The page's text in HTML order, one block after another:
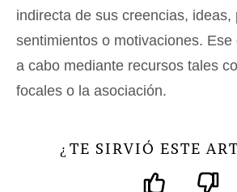
indirecta de sus creencias, ideas,
sentimientos o motivaciones.
a cabo mediante recursos tales
focales o la asociación.
¿ TE SIRVIÓ ESTE